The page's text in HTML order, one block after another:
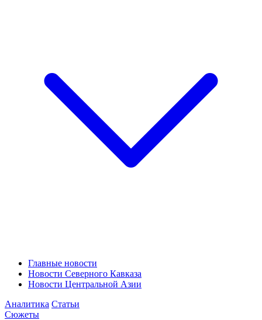
Главные новости
Новости Северного Кавказа
Новости Центральной Азии
Аналитика Статьи
Сюжеты